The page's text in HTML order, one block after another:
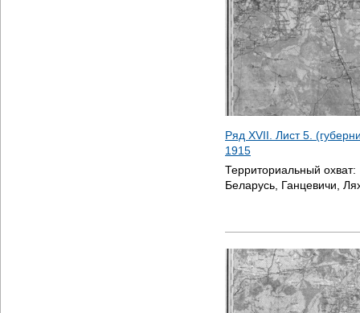
Ряд XVII. Лист 5.
1915
Территориальный охват:
Беларусь, Ганцевичи,